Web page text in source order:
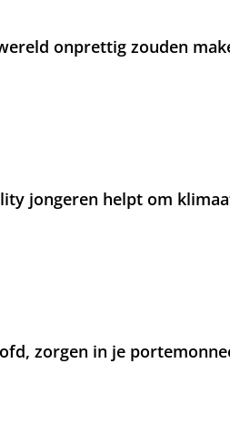
onprettig zouden
jongeren helpt om
zorgen in je